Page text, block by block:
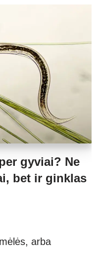
gyviai? Ne
bet ir ginklas
arba